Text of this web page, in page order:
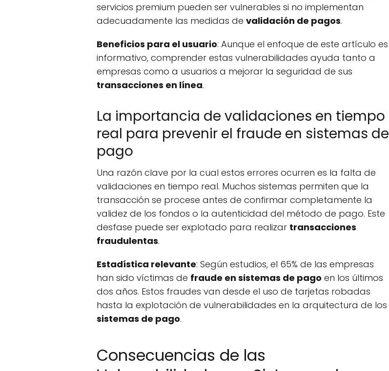
servicios premium pueden ser vulnerables si no implementan
adecuadamente las medidas de validación de pagos.
Beneficios para el usuario: Aunque el enfoque de este artículo es
informativo, comprender estas vulnerabilidades ayuda tanto a
empresas como a usuarios a mejorar la seguridad de sus
transacciones en línea.
La importancia de validaciones en tiempo
real para prevenir el fraude en sistemas de
pago
Una razón clave por la cual estos errores ocurren es la falta de
validaciones en tiempo real. Muchos sistemas permiten que la
transacción se procese antes de confirmar completamente la
validez de los fondos o la autenticidad del método de pago. Este
desfase puede ser explotado para realizar transacciones
fraudulentas.
Estadística relevante: Según estudios, el 65% de las empresas
han sido víctimas de fraude en sistemas de pago en los últimos
dos años. Estos fraudes van desde el uso de tarjetas robadas
hasta la explotación de vulnerabilidades en la arquitectura de los
sistemas de pago.
Consecuencias de las